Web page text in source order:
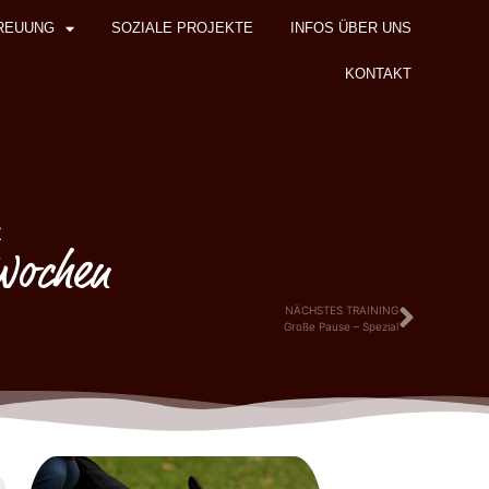
SOZIALE PROJEKTE INFOS ÜBER UNS
KONTAKT
NÄCHSTES TRAINING
Große Pause – Spezial